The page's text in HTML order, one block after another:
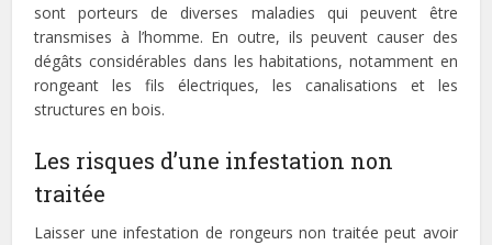
sont porteurs de diverses maladies qui peuvent être
transmises à l’homme. En outre, ils peuvent causer des
dégâts considérables dans les habitations, notamment en
rongeant les fils électriques, les canalisations et les
structures en bois.
Les risques d’une infestation non
traitée
Laisser une infestation de rongeurs non traitée peut avoir